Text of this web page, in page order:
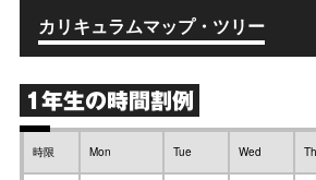
カリキュラムマップ・ツリー
1年生の時間割例
時限 Mon Tue Wed